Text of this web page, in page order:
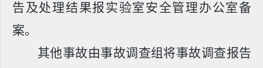
告及处理结果报实验室安全管理办公室备
案。
其他事故由事故调查组将事故调查报告